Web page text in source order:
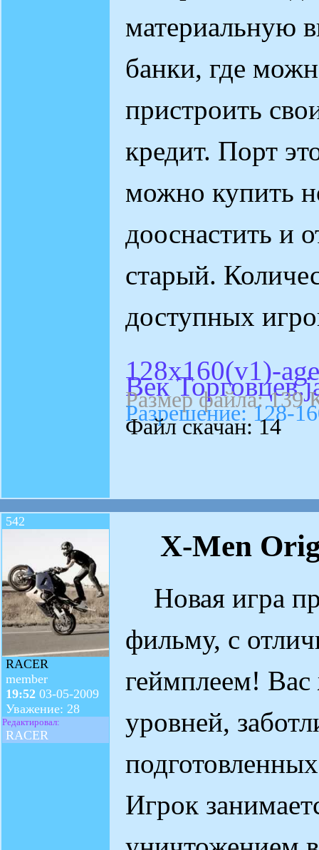
материальную
банки, где
пристроить
кредит. Порт
можно купить
дооснастить и
старый.
доступных
128x160(v1)-
Век
Размер файла: 139
Разрешение: 128-
Файл скачан: 14
542
RACER
member
19:52 03-05-2009
Уважение: 28
Редактировал:
RACER
X-Men
Новая игра
фильму, с
геймплеем! Вас
уровней,
Игрок